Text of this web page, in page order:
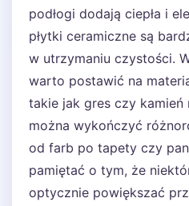
podłogi dodają ciepła i
płytki ceramiczne są
w utrzymaniu czystości.
warto postawić na
takie jak gres czy kamień
można wykończyć
od farb po tapety czy
pamiętać o tym, że
optycznie powiększać